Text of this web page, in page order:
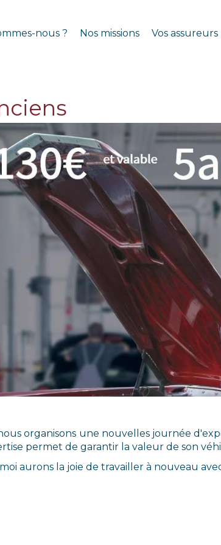
nous ? Nos missions Vos assureurs
organisons une nouvelles journée
permet de garantir la valeur de son
aurons la joie de travailler à nouveau